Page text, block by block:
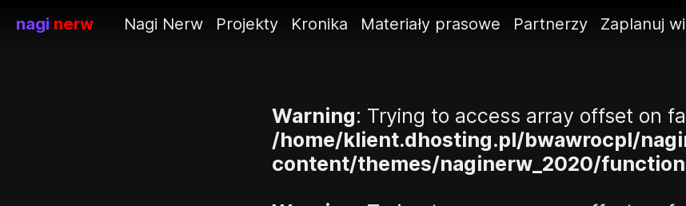
nagi nerw Nagi Nerw Projekty Kronika Materiały prasowe Partnerzy Zaplanuj
Warning: Trying to access array offset on
/home/klient.dhosting.pl/bwawrocpl/
content/themes/naginerw_2020/